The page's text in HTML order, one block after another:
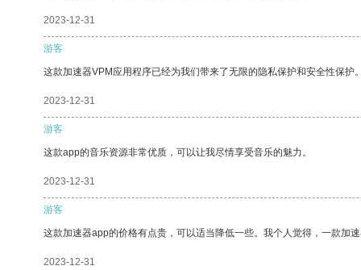
2023-12-31
游客
这款加速器VPM应用程序已经为我们带来了无限的隐私保护和安全性保护
2023-12-31
游客
这款app的音乐资源非常优质，可以让我尽情享受音乐的魅力。
2023-12-31
游客
这款加速器app的价格有点贵，可以适当降低一些。我个人觉得，一款加
2023-12-31